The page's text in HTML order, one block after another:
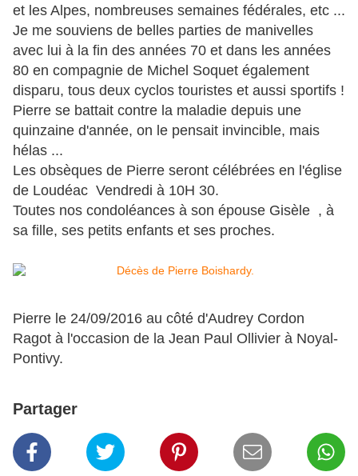
et les Alpes, nombreuses semaines fédérales, etc ...
Je me souviens de belles parties de manivelles
avec lui à la fin des années 70 et dans les années
80 en compagnie de Michel Soquet également
disparu, tous deux cyclos touristes et aussi sportifs !
Pierre se battait contre la maladie depuis une
quinzaine d'année, on le pensait invincible, mais
hélas ...
Les obsèques de Pierre seront célébrées en l'église
de Loudéac Vendredi à 10H 30.
Toutes nos condoléances à son épouse Gisèle , à
sa fille, ses petits enfants et ses proches.
Pierre le 24/09/2016 au côté d'Audrey Cordon
Ragot à l'occasion de la Jean Paul Ollivier à Noyal-
Pontivy.
Partager